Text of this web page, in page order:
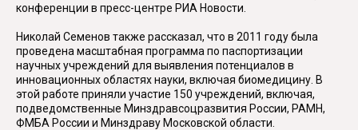
конференции в пресс-центре РИА Новости.
Николай Семенов также рассказал, что в 2011 году была
проведена масштабная программа по паспортизации
научных учреждений для выявления потенциалов в
инновационных областях науки, включая биомедицину. В
этой работе приняли участие 150 учреждений, включая,
подведомственные Минздравсоцразвития России, РАМН,
ФМБА России и Минздраву Московской области.